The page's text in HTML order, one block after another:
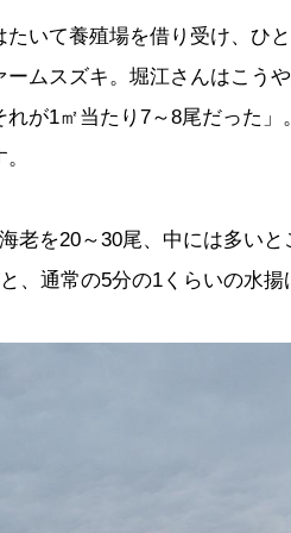
たいて養殖場を借り受け、ひ
ムスズキ。堀江さんはこう
れが1㎡当たり 7～8尾だった」
老を20～30尾、中には多いと
、通常の5分の1 くらいの水揚